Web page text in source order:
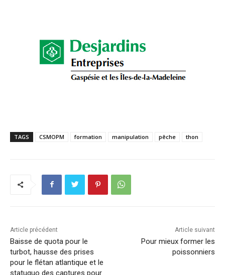
TAGS CSMOPM formation manipulation pêche thon
Article précédent
Baisse de quota pour le
turbot, hausse des prises
pour le flétan atlantique et le
statuquo des captures pour
Article suivant
Pour mieux former les
poissonniers